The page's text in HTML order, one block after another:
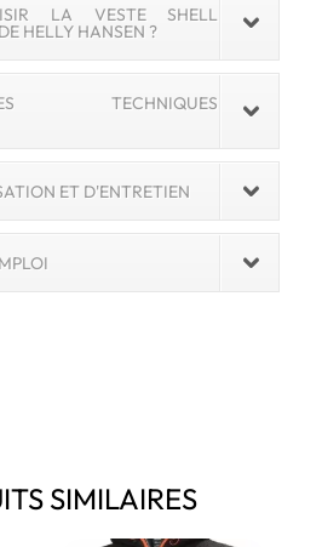
LA VESTE SHELL
HELLY HANSEN ?
TECHNIQUES
ET D'ENTRETIEN
SIMILAIRES